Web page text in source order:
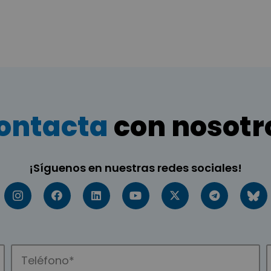
con
¡Síguenos en nuestras redes sociales!